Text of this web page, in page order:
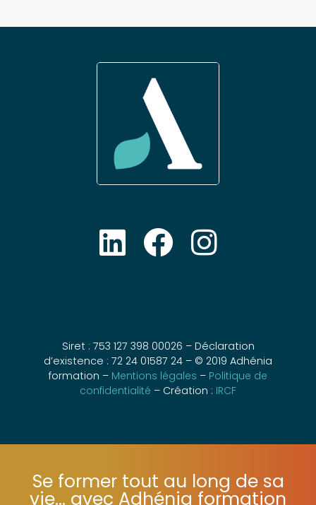
Siret : 753 127 398 00026 – Déclaration
d’existence : 72 24 01587 24 – © 2019 Adhénia
formation –Mentions légales– Politique de
Se former tout au long de sa